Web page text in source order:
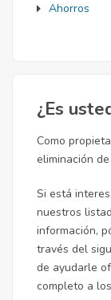
Ahorros
¿Es
Como
eliminación
Si está
nuestros
información,
través del
de ayudarle
completo a